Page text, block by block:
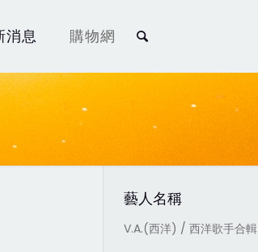
消息 購物網
藝人名稱
V.A.(西洋) / 西洋歌手合輯